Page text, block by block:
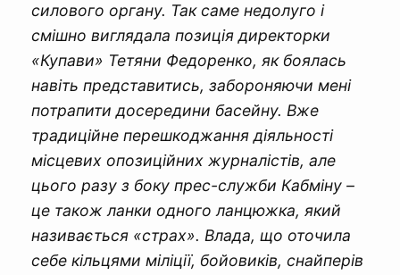
силового органу. Так саме недолуго і
смішно виглядала позиція директорки
«Купави» Тетяни Федоренко, як боялась
навіть представитись, забороняючи мені
потрапити досередини басейну. Вже
традиційне перешкоджання діяльності
місцевих опозиційних журналістів, але
цього разу з боку прес-служби Кабміну –
це також ланки одного ланцюжка, який
називається «страх». Влада, що оточила
себе кільцями міліції, бойовиків, снайперів